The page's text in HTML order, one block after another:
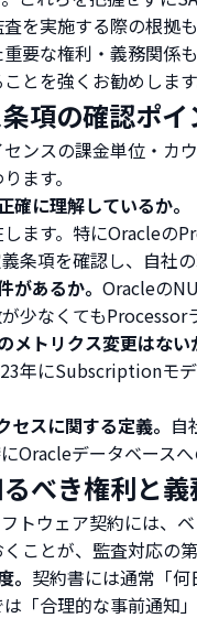
を実施する際の根拠
要な権利・義務関係
とを強くお勧めします
項の確認ポイ
ンスの課金単位・カ
ます。
に理解しているか。
ます。特にOracleの
条項を確認し、自社
あるか。 Oracleの
少なくても
トリクス変更はない
年にSubscriptionモ
スに関する定義。 自
Oracleデータベース
べき権利と義
トウェア契約には、
ことが、監査対応の第
契約書には通常「
「合理的な事前通知